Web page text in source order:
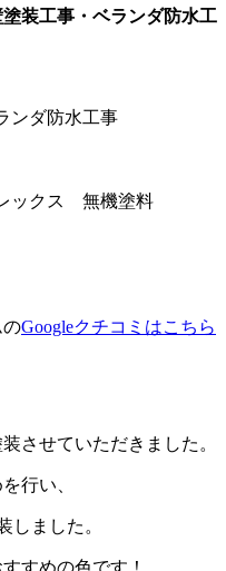
装工事・ベランダ防水工
ンダ防水工事
ックス 無機塗料
のGoogleクチコミはこちら
させていただきました。
行い、
しました。